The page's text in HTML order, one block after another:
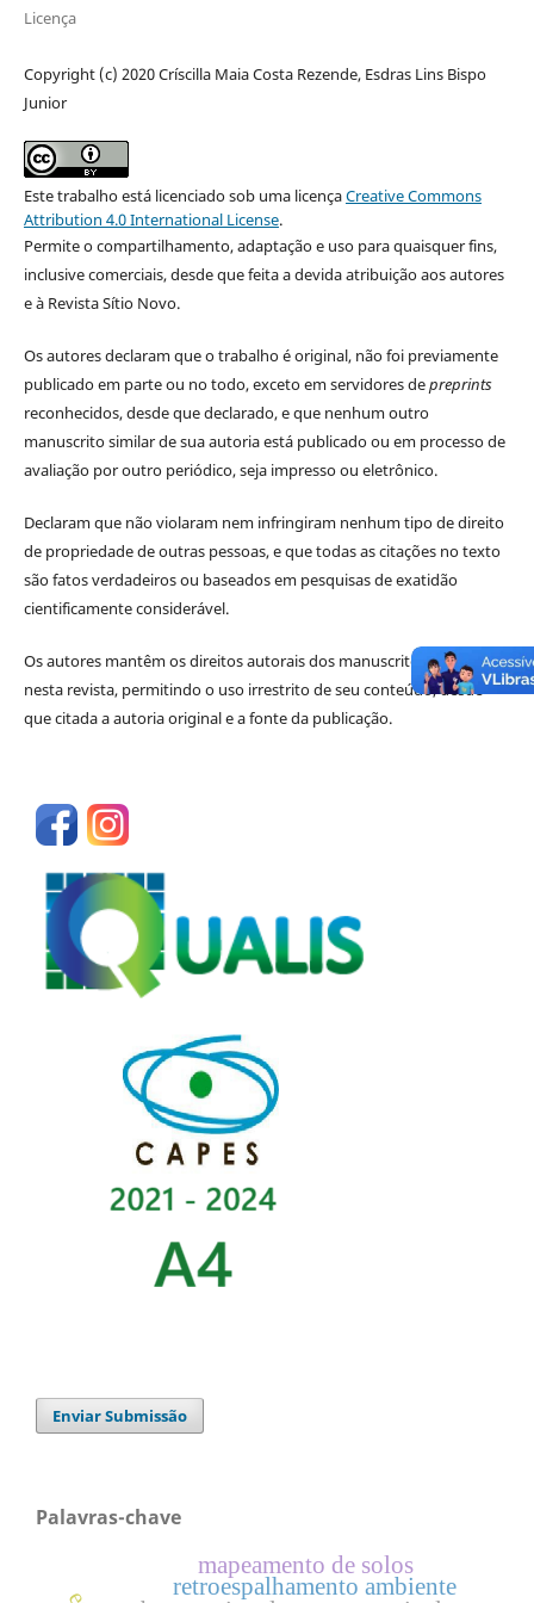
Licença
Copyright (c) 2020 Críscilla Maia Costa Rezende, Esdras Lins Bispo
Junior
Este trabalho está licenciado sob uma licençaCreative Commons
Attribution 4.0 International License.
Permite o compartilhamento, adaptação e uso para quaisquer fins,
inclusive comerciais, desde que feita a devida atribuição aos autores
e à Revista Sítio Novo.
Os autores declaram que o trabalho é original, não foi previamente
publicado em parte ou no todo, exceto em servidores depreprints
reconhecidos, desde que declarado, e que nenhum outro
manuscrito similar de sua autoria está publicado ou em processo de
avaliação por outro periódico, seja impresso ou eletrônico.
Declaram que não violaram nem infringiram nenhum tipo de direito
de propriedade de outras pessoas, e que todas as citações no texto
são fatos verdadeiros ou baseados em pesquisas de exatidão
cientificamente considerável.
Os autores mantêm os direitos autorais dos manuscritos publicados
nesta revista, permitindo o uso irrestrito de seu conteúdo, desde
que citada a autoria original e a fonte da publicação.
Enviar Submissão
Palavras-chave
retroespalhamento ambiente
mapeamento de solos